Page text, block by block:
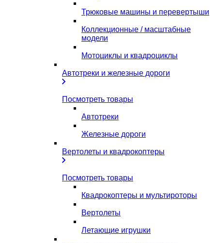
Трюковые машины и перевертыши
Коллекционные / масштабные
модели
Мотоциклы и квадроциклы
Автотреки и железные дороги
Посмотреть товары
Автотреки
Железные дороги
Вертолеты и квадрокоптеры
Посмотреть товары
Квадрокоптеры и мультироторы
Вертолеты
Летающие игрушки